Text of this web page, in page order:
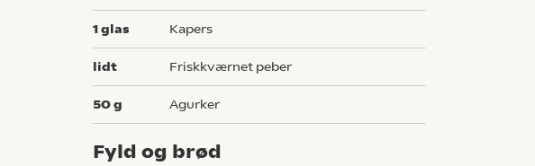
1glas kapers
lidt friskkværnet peber
50g agurker
Fyld og brød